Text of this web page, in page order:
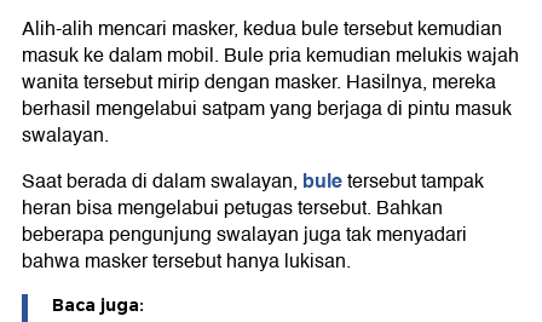
Alih-alih mencari masker, kedua bule tersebut kemudian
masuk ke dalam mobil. Bule pria kemudian melukis wajah
wanita tersebut mirip dengan masker. Hasilnya, mereka
berhasil mengelabui satpam yang berjaga di pintu masuk
swalayan.
Saat berada di dalam swalayan, buletersebut tampak
heran bisa mengelabui petugas tersebut. Bahkan
beberapa pengunjung swalayan juga tak menyadari
bahwa masker tersebut hanya lukisan.
Baca juga: